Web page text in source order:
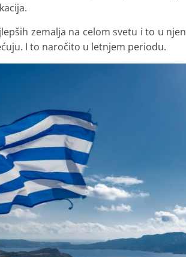
zemalja na celom svetu i to u
I to naročito u letnjem periodu.